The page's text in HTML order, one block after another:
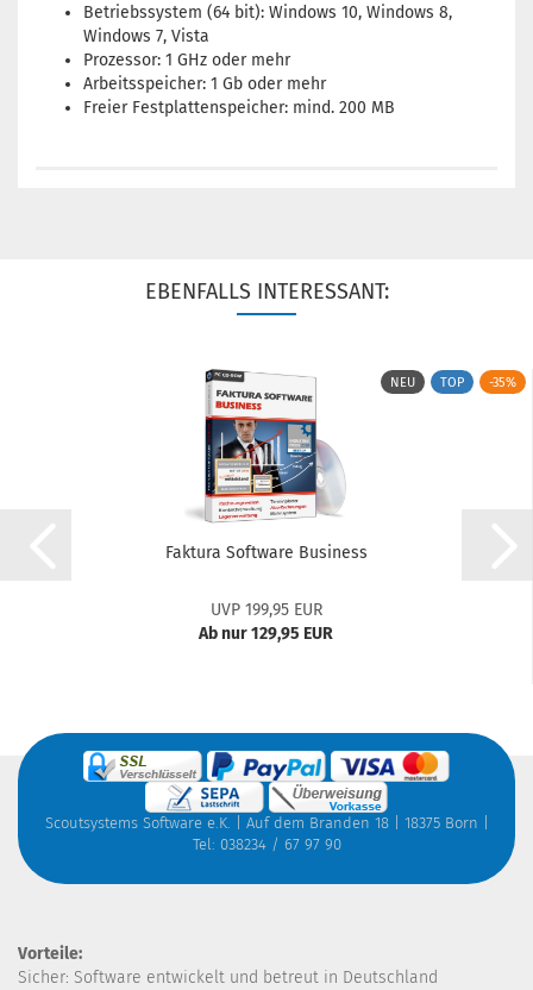
Betriebssystem (64 bit): Windows 10, Windows 8,
Windows 7, Vista
Prozessor: 1 GHz oder mehr
Arbeitsspeicher: 1 Gb oder mehr
Freier Festplattenspeicher: mind. 200 MB
EBENFALLS INTERESSANT:
NEU TOP -35%
Faktura Software Business
UVP 199,95 EUR
Ab nur 129,95 EUR
Scoutsystems Software e.K. | Auf dem Branden 18 | 18375 Born |
Tel: 038234 / 67 97 90
Vorteile:
Sicher: Software entwickelt und betreut in Deutschland